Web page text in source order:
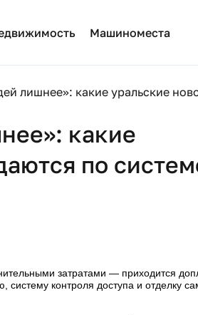
Машиноместа
лишнее»: какие уральские
какие
по
затратами — приходится
контроля доступа и отделку